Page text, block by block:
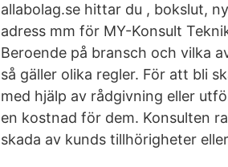
allabolag.se hittar du , bokslut,
adress mm för MY-Konsult
Beroende på bransch och vilka
så gäller olika regler. För att bli
med hjälp av rådgivning eller
en kostnad för dem. Konsulten
skada av kunds tillhörigheter